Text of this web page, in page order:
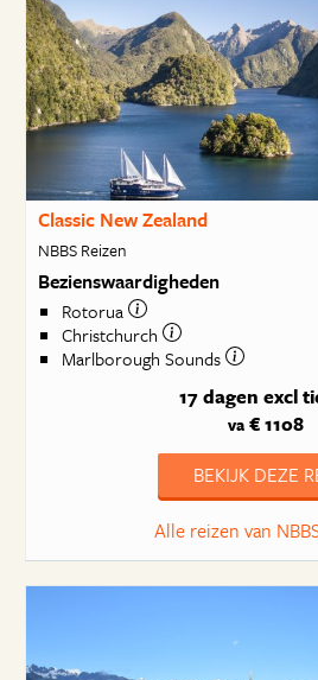
Classic New Zealand
NBBS Reizen
Bezienswaardigheden
Rotorua
Christchurch
Marlborough Sounds
17 dagen excl
va € 1108
BEKIJK DEZE
Alle reizen van